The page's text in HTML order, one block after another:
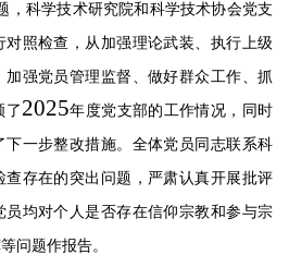
，科学技术研究院和科学技术协会党支
照检查，从加强理论武装、执行上级
强党员管理监督、做好群众工作、抓
了 2025年度党支部的工作情况， 同时
下一步整改措施。 全体党员同志联系科
存在的突出问题，严肃认真开展批评
均对个人是否存在信仰宗教和参与宗
问题作报告。